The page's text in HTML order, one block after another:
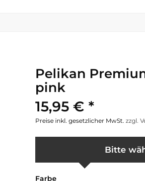
Pelikan
pink
15,95 € *
Preise inkl. gesetzlicher MwSt. zzgl.
Bitte
Farbe